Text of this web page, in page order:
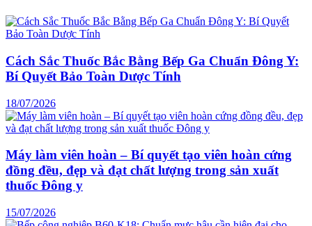
Cách Sắc Thuốc Bắc Bằng Bếp Ga Chuẩn Đông Y:
Bí Quyết Bảo Toàn Dược Tính
18/07/2026
Máy làm viên hoàn – Bí quyết tạo viên hoàn cứng
đồng đều, đẹp và đạt chất lượng trong sản xuất
thuốc Đông y
15/07/2026